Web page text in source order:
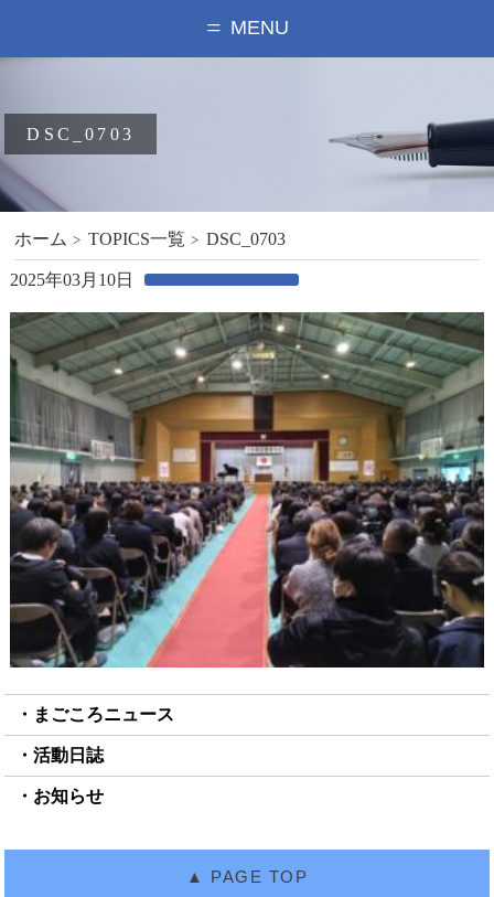
MENU
DSC_0703
ホーム TOPICS一覧 DSC_0703
2025年03月10日
まごころニュース
活動日誌
お知らせ